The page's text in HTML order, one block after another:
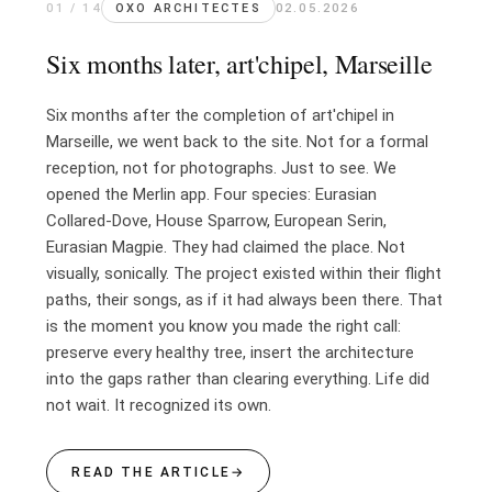
Recrutement architectes seniors, juniors et spécialistes 3D.
OXO Architectes · 2022-03-07
OXO Architectes recrute !
Postes : architectes juniors, chefs de projet, modeleurs 3D.
Lire l'article →
OXO Architectes · 2021-10-21
OXO Architectes recrute !
Recrutement d'architectes expérimentés et de stagiaires,
Lire l'article →
Architect@Work Paris · 2021-09-21
Architect@Work Paris 2021, Conférence
Manal Rachdi présente la conférence : « La générosité en
Lire l'article →
CONFERENCE SIATI : Le vivant, nouveau
Le projet Oxigen reçoit la mention spéciale SIATI pour son
01 / 14 OXO ARCHITECTES 02.05.2026
Six months later, art'chipel, Marseille
Six months after the completion of art'chipel in
Marseille, we went back to the site. Not for a formal
reception, not for photographs. Just to see. We
opened the Merlin app. Four species: Eurasian
Collared-Dove, House Sparrow, European Serin,
Eurasian Magpie. They had claimed the place. Not
visually, sonically. The project existed within their flight
paths, their songs, as if it had always been there. That
is the moment you know you made the right call:
preserve every healthy tree, insert the architecture
into the gaps rather than clearing everything. Life did
not wait. It recognized its own.
READ THE ARTICLE →